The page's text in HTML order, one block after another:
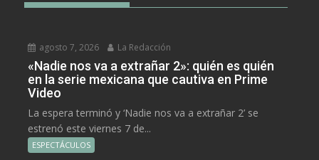
agosto 7, 2026 La Redacción
«Nadie nos va a extrañar 2»: quién es quién
en la serie mexicana que cautiva en Prime
Video
La espera terminó y ‘Nadie nos va a extrañar 2’ se
estrenó este viernes 7 de...
ESPECTÁCULOS